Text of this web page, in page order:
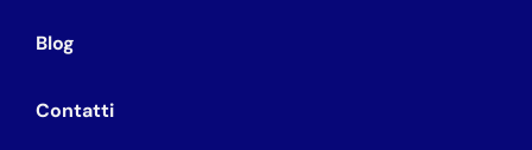
Blog
Contatti